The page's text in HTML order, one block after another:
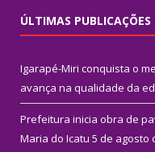
ÚLTIMAS PUBLICAÇÕES
Igarapé-Miri conquista o
avança na qualidade da
Prefeitura inicia obra de
Maria do Icatu 5 de agosto